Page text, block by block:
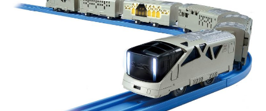
テコロシリーズ・はじめてのプラレール ハッピーセット
ベーシックセット・車両レールセット レールと情景
京急電鉄 京成電鉄グループ 京阪電車